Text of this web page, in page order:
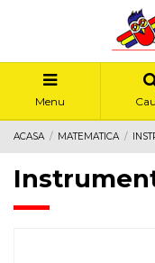
Menu
ACASA MATEMATICA